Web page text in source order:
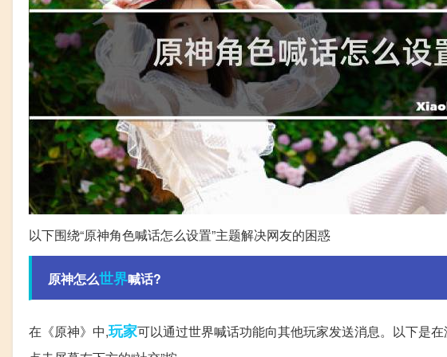
以下围绕“原神角色喊话怎么设置”主题解决网友的困惑
原神怎么世界喊话?
在《原神》中,玩家可以通过世界喊话功能向其他玩家发送消息。以下是